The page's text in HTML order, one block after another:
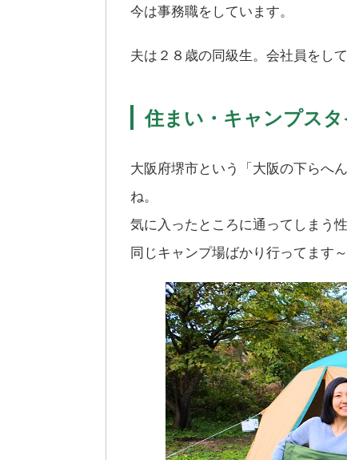
今は事務職をしています。
夫は２８歳の同級生。会社員をして
住まい・キャンプス
大阪府堺市という「大阪の下らへ
ね。
気に入ったところに通ってしまう性
同じキャンプ場ばかり行ってます～